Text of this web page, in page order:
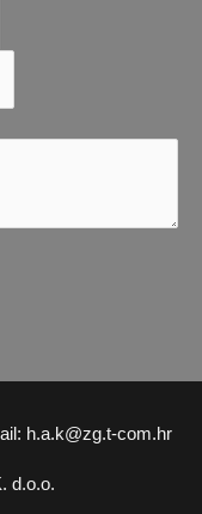
h.a.k@zg.t-com.hr
d.o.o.